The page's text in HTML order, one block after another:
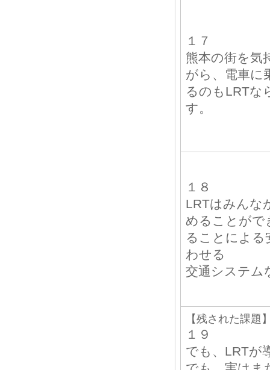
１７
熊本の街を気
がら、電車に
るのもLRTな
す。
１８
LRTはみんな
めることがで
ることによる
わせる
交通システム
【残された課題
１９
でも、LRTが